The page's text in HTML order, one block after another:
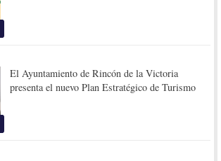
El Ayuntamiento de Rincón de la Victoria
presenta el nuevo Plan Estratégico de Turismo